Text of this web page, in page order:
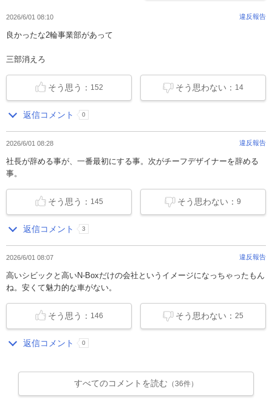
2026/6/01 08:10 違反報告
良かったな2輪事業部があって
三部消えろ
そう思わない： 14
そう思う： 152
返信コメント 0
2026/6/01 08:28 違反報告
社長が辞める事が、一番最初にする事。次がチーフデザイナーを辞める
事。
そう思わない：9
そう思う： 145
返信コメント 3
2026/6/01 08:07 違反報告
高いシビックと高いN-Boxだけの会社というイメージになっちゃったもん
ね。安くて魅力的な車がない。
そう思わない： 25
そう思う： 146
返信コメント 0
すべてのコメントを読む （36件）